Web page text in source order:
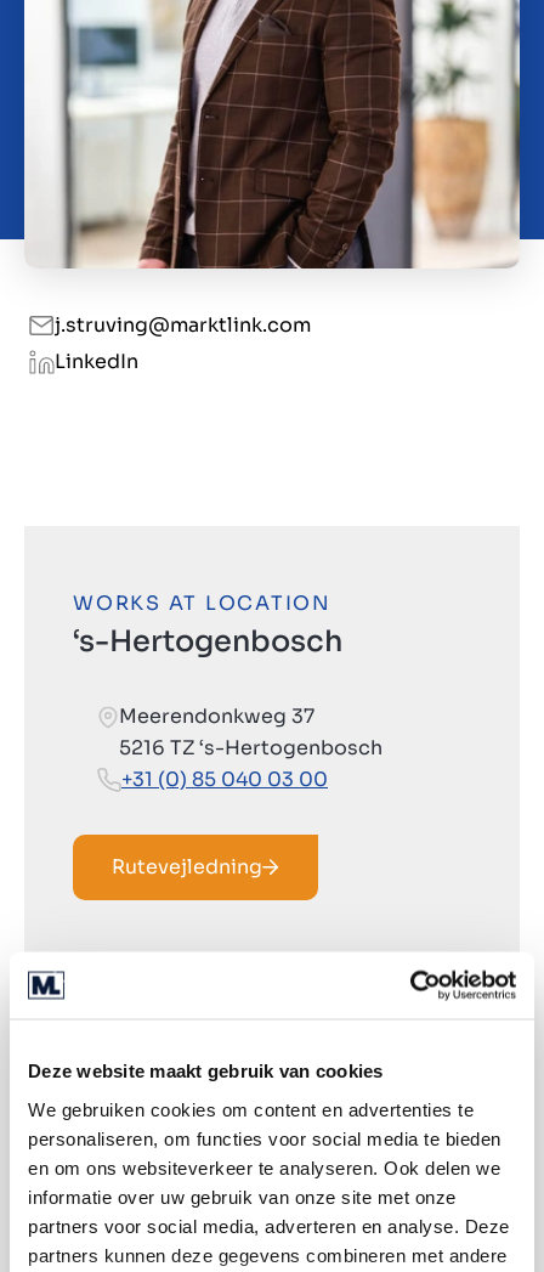
Deze website maakt gebruik van cookies
We gebruiken cookies om content en advertenties te
personaliseren, om functies voor social media te bieden
en om ons websiteverkeer te analyseren. Ook delen we
informatie over uw gebruik van onze site met onze
partners voor social media, adverteren en analyse. Deze
partners kunnen deze gegevens combineren met andere
Kontakt
DK
j.struving@marktlink.com
LinkedIn
WORKS AT LOCATION
‘s-Hertogenbosch
Meerendonkweg 37
5216 TZ ‘s-Hertogenbosch
+31 (0) 85 040 03 00
Rutevejledning